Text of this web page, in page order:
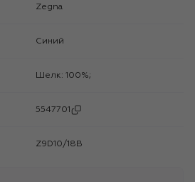
Zegna
Синий
Шелк: 100%;
5547701
Z9D10/18B